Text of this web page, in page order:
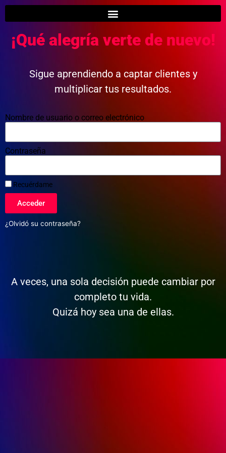
¡Qué alegría verte de nuevo!
Sigue aprendiendo a captar clientes y
multiplicar tus resultados.
Nombre de usuario o correo electrónico
Contraseña
Recuérdame
Acceder
¿Olvidó su contraseña?
A veces, una sola decisión puede cambiar por
completo tu vida.
Quizá hoy sea una de ellas.